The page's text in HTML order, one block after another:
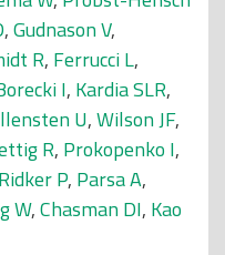
,Gudnason V,
R, Ferrucci L,
I, Kardia SLR,
U,Wilson JF,
R, Prokopenko I,
Ridker P, Parsa A,
W,Chasman DI, Kao